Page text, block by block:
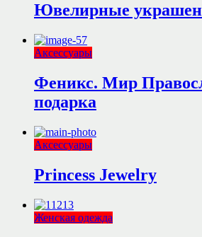
Ювелирные
Аксессуары
Феникс. Мир
подарка
Аксессуары
Princess Jewelry
Женская одежда